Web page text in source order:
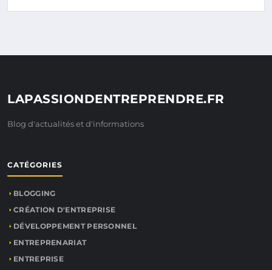
LAPASSIONDENTREPRENDRE.FR
Blog d'actualités et d'informations
CATÉGORIES
BLOGGING
CRÉATION D'ENTREPRISE
DÉVELOPPEMENT PERSONNEL
ENTREPRENARIAT
ENTREPRISE